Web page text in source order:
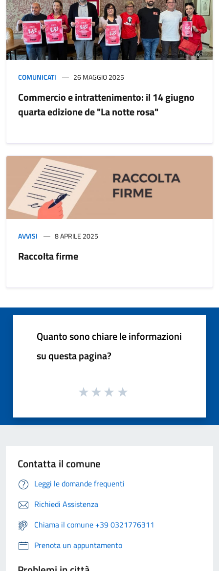
COMUNICATI 26 MAGGIO 2025
Commercio e intrattenimento: il 14 giugno
quarta edizione de "La notte rosa"
AVVISI 8 APRILE 2025
Raccolta firme
Quanto sono chiare le informazioni
su questa pagina?
Contatta il comune
Leggi le domande frequenti
Richiedi Assistenza
Chiama il comune +39 0321776311
Prenota un appuntamento